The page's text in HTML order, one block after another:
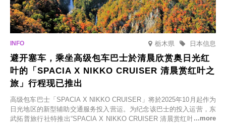
栃木県 日本信息
避开塞车，乘坐高级包车巴士於清晨欣赏奥日光红
叶的「SPACIA X NIKKO CRUISER 清晨赏红叶之
旅」行程现已推出
高级包车巴士「SPACIA X NIKKO CRUISER」将於2025年10月起作为
日光地区的新型辅助交通服务投入营运。为纪念该巴士的投入运营，东
武拓普旅行社特推出“SPACIA X NIKKO CRUISER 清晨赏红叶之旅”，